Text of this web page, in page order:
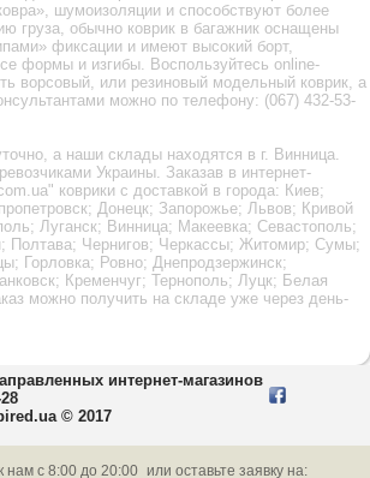
шумоизоляции и способствуют более
груза, обычно коврик в багажник оснащены
фиксации и имеют высокий борт,
формы и изгибы. Воспользуйтесь online-
ворсовый, или резиновый модельный коврик, а
можно по телефону: (067) 432-53-
а наши склады находятся в г. Винница.
Украины. Заказав в интернет-
коврики с доставкой в города: Киев;
Донецк; Запорожье; Львов; Кривой
Луганск; Винница; Макеевка; Севастополь;
Полтава; Чернигов; Черкассы; Житомир; Сумы;
Горловка; Ровно; Днепродзержинск;
Кременчуг; Тернополь; Луцк; Белая
можно получить на складе уже через день-
интернет-магазинов
© 2017
нам c 8:00 до 20:00 или оставьте заявку на: